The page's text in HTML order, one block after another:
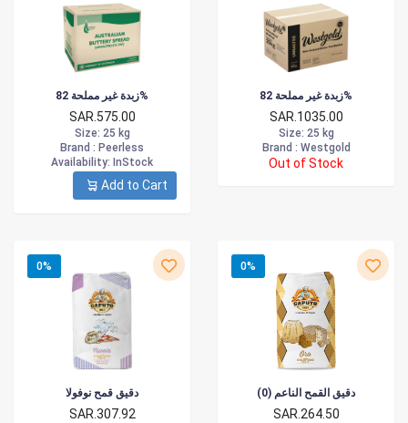
زبدة غير مملحة 82%
SAR.575.00
Size: 25 kg
Brand : Peerless
Availability: InStock
Add to Cart
زبدة غير مملحة 82%
SAR.1035.00
Size: 25 kg
Brand : Westgold
Out of Stock
0%
دقيق قمح نوفولا
SAR.307.92
0%
دقيق القمح الناعم (0)
SAR.264.50